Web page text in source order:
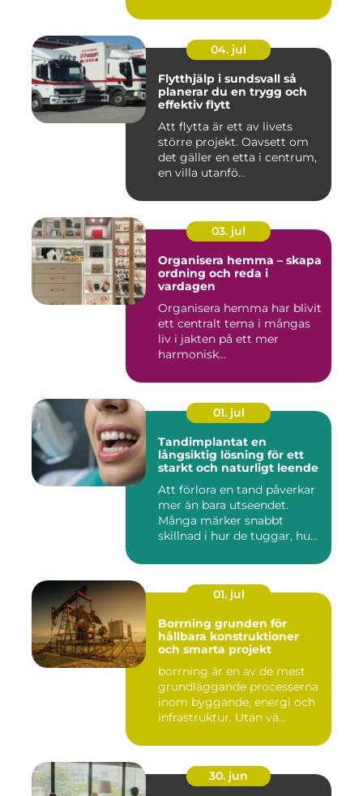
04. jul
Flytthjälp i sundsvall så
planerar du en trygg och
effektiv flytt
Att flytta är ett av livets
större projekt. Oavsett om
det gäller en etta i centrum,
en villa utanfö...
03. jul
Organisera hemma – skapa
ordning och reda i
vardagen
Organisera hemma har blivit
ett centralt tema i mångas
liv i jakten på ett mer
harmonisk...
01. jul
Tandimplantat en
långsiktig lösning för ett
starkt och naturligt leende
Att förlora en tand påverkar
mer än bara utseendet.
Många märker snabbt
skillnad i hur de tuggar, hu...
01. jul
Borrning grunden för
hållbara konstruktioner
och smarta projekt
borrning är en av de mest
grundläggande processerna
inom byggande, energi och
infrastruktur. Utan vä...
30. jun